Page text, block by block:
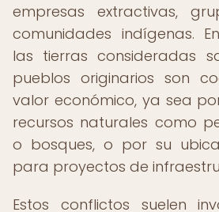
empresas extractivas,
comunidades indígenas.
las tierras consideradas
pueblos originarios son
valor económico, ya sea
recursos naturales como
o bosques, o por su
para proyectos de
Estos conflictos suelen